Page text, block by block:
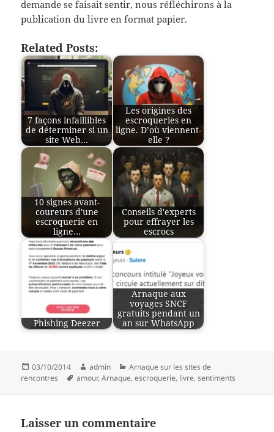
demande se faisait sentir, nous réfléchirons à la
publication du livre en format papier.
Related Posts:
7 façons infaillibles
de déterminer si un
site Web…
Les origines des
escroqueries en
ligne. D’où viennent-
elle ?
10 signes avant-
coureurs d'une
escroquerie en
ligne…
Conseils d'experts
pour effrayer les
escrocs
Phishing Deezer
Arnaque aux
voyages SNCF
gratuits pendant un
an sur WhatsApp
Publié
le
03/10/2014 Auteur
admin Catégories
Arnaque sur les sites de
rencontres
Mots-
amour,Arnaque,escroquerie, livre,sentiments
Laisser un commentaire